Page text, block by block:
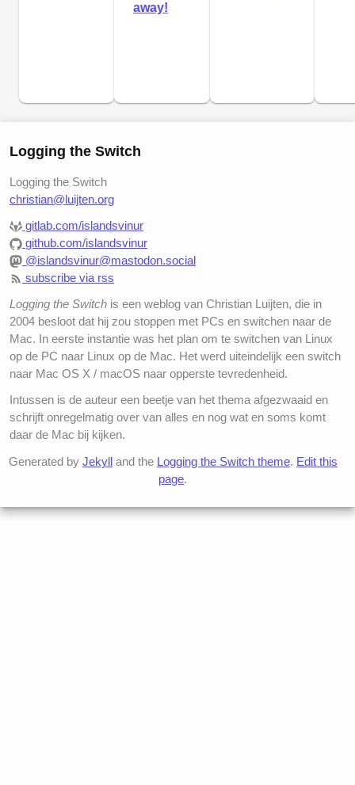
away!
Logging the Switch
Logging the Switch
christian@luijten.org
gitlab.com/islandsvinur
github.com/islandsvinur
@islandsvinur@mastodon.social
subscribe via rss
Logging the Switch is een weblog van Christian Luijten, die in
2004 besloot dat hij zou stoppen met PCs en switchen naar de
Mac. In eerste instantie was het plan om te switchen van Linux
op de PC naar Linux op de Mac. Het werd uiteindelijk een switch
naar Mac OS X / macOS naar opperste tevredenheid.
Intussen is de auteur een beetje van het thema afgezwaaid en
schrijft onregelmatig over van alles en nog wat en soms komt
daar de Mac bij kijken.
Generated by Jekylland the Logging the Switch theme. Edit this
page.